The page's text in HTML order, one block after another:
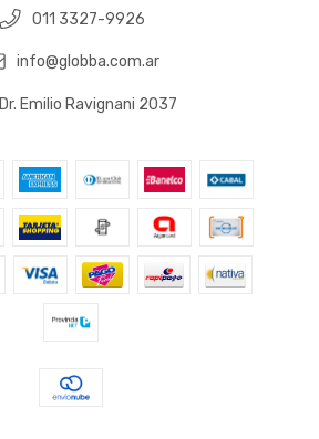
011 3327-9926
info@globba.com.ar
Dr. Emilio Ravignani 2037